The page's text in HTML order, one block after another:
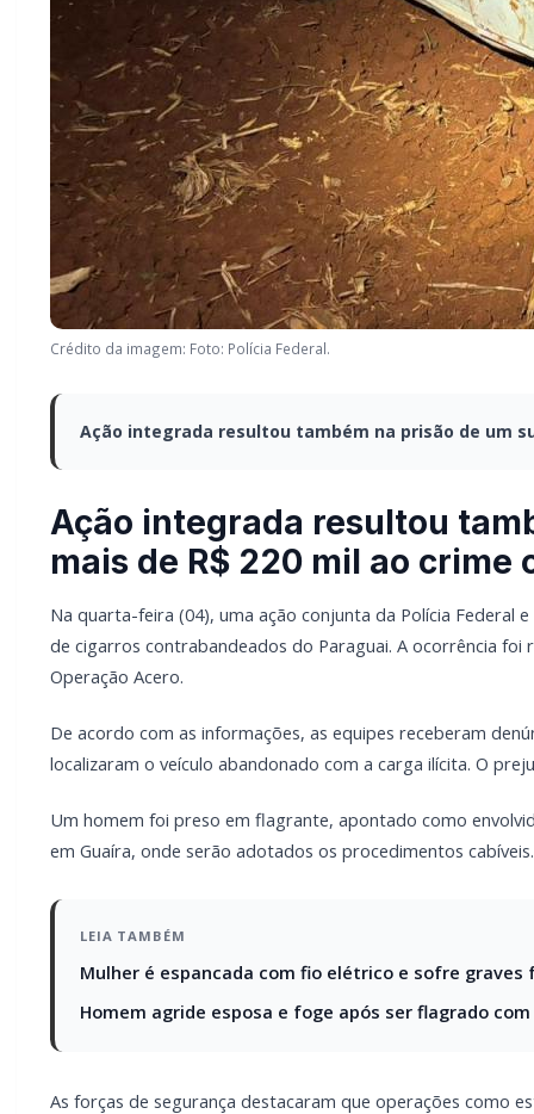
Crédito da imagem: Foto: Polícia Federal.
Ação integrada resultou também na prisão de um
Ação integrada resultou
mais de R$ 220 mil ao crime
Na quarta-feira (04), uma ação conjunta da Polícia Federal
de cigarros contrabandeados do Paraguai. A ocorrência
Operação Acero.
De acordo com as informações, as equipes receberam
localizaram o veículo abandonado com a carga ilícita. O
Um homem foi preso em flagrante, apontado como
em Guaíra, onde serão adotados os procedimentos cabíveis.
LEIA TAMBÉM
Mulher é espancada com fio elétrico e sofre
Homem agride esposa e foge após ser flagrado
As forças de segurança destacaram que operações como